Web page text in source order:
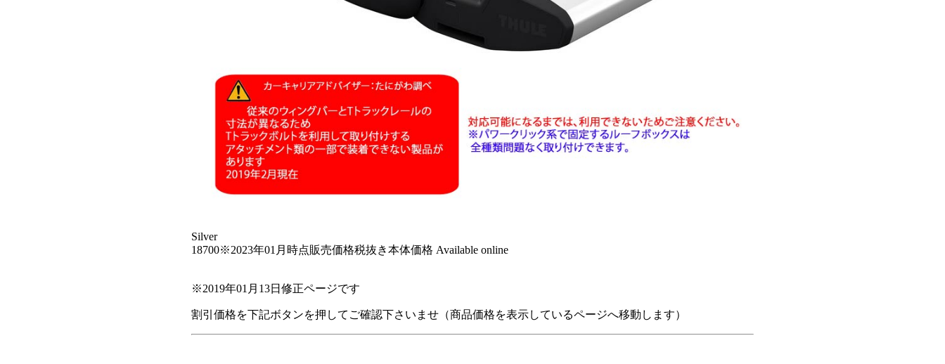
Silver
18700※2023年01月時点販売価格税抜き本体価格 Available online
※2019年01月13日修正ページです
割引価格を下記ボタンを押してご確認下さいませ（商品価格を表示しているページへ移動します）